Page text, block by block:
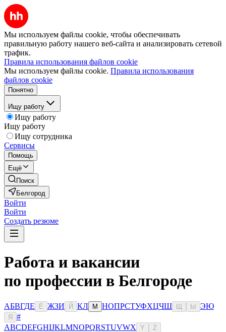
Мы используем файлы cookie, чтобы обеспечивать
правильную работу нашего веб-сайта и анализировать сетевой
трафик.
Правила использования файлов cookie
Мы используем файлы cookie. Правила использования
файлов cookie
Понятно
Ищу работу
Ищу работу
Ищу работу
Ищу сотрудника
Сервисы
Помощь
Ещё
Поиск
Белгород
Войти
Войти
Создать резюме
Работа и вакансии
по профессии в Белгороде
АБВГДЕ Ё ЖЗИ Й КЛ М НОПРСТУФХЦЧШ Ы ЭЮ
Я
#
ABCDEFGHIJKLMNOPQRSTUVWX Y Z